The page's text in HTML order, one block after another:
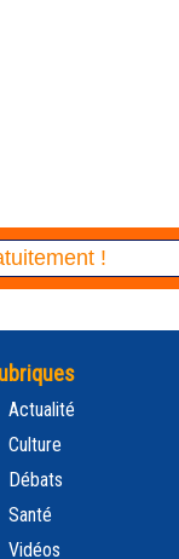
Actualité
Culture
Débats
Santé
Vidéos